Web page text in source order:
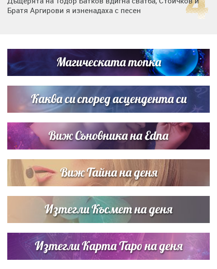
Братя Аргирови я изненадаха с песен
Списъкът е ясен: Джей Ло и Риана във ВИП гостите на
сватбата на Роналдо
Магическата топка
Каква си според асцендента си
Виж Съновника на Edna
Виж Тайна на деня
Изтегли Късмет на деня
Изтегли Карта Таро на деня